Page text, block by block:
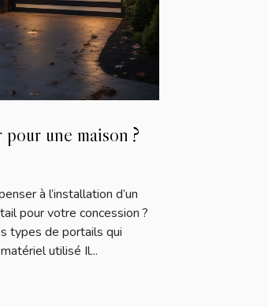
une maison ?
à l’installation d’un
pour votre concession ?
types de portails qui
utilisé Il...